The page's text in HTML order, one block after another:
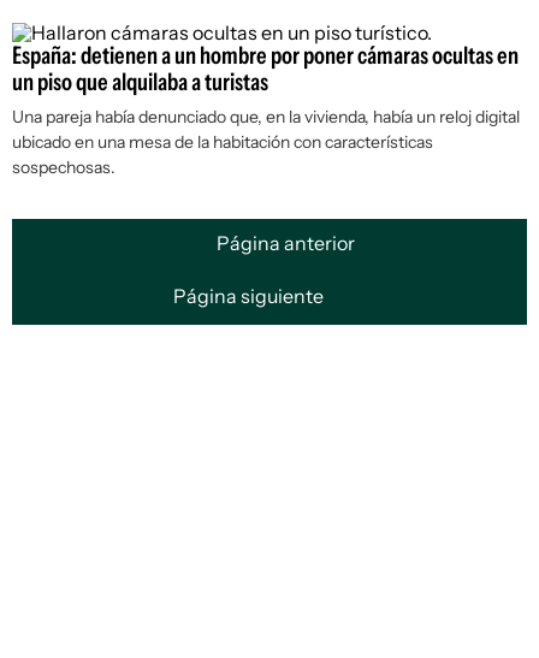
España: detienen a un hombre por poner cámaras ocultas en
un piso que alquilaba a turistas
Una pareja había denunciado que, en la vivienda, había un reloj digital
ubicado en una mesa de la habitación con características
sospechosas.
Página anterior
Página siguiente